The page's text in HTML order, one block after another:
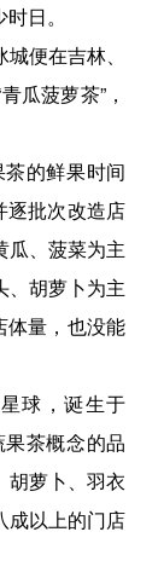
日。
便在吉林、
瓜菠萝茶”，
的鲜果时间
逐批次改造店
瓜、菠菜为主
、胡萝卜为主
体量，也没能
球，诞生于
茶概念的品
胡萝卜、羽衣
成以上的门店